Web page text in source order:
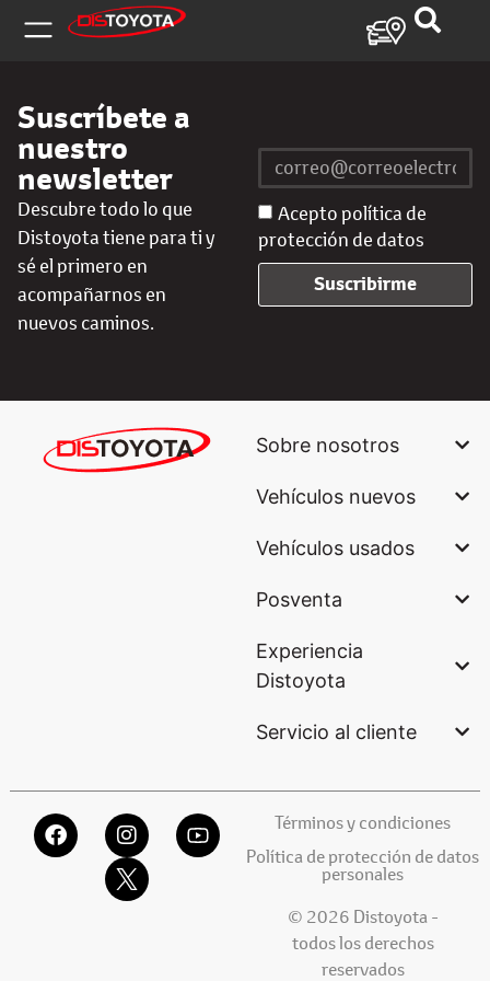
Suscríbete a
nuestro
newsletter
Descubre todo lo que
Distoyota tiene para ti y
sé el primero en
acompañarnos en
nuevos caminos.
Acepto política de
protección de datos
Suscribirme
Sobre nosotros
Vehículos nuevos
Vehículos usados
Posventa
Experiencia
Distoyota
Servicio al cliente
Términos y condiciones
Política de protección de datos
personales
© 2026 Distoyota -
todos los derechos
reservados